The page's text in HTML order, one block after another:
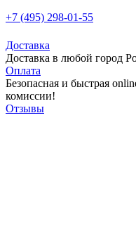
+7 (495) 298-01-55
Доставка
Доставка в любой город
Оплата
Безопасная и быстрая
комиссии!
Отзывы